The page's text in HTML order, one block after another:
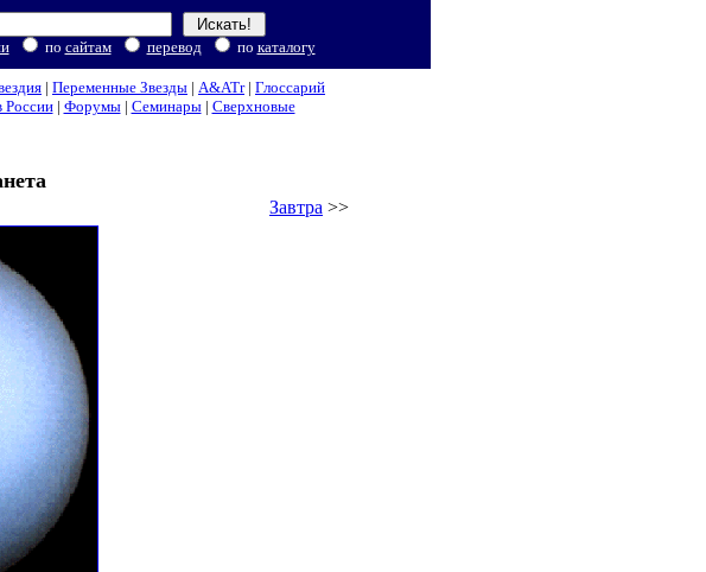
по сайтам перевод по каталогу
| Переменные Звезды | A&ATr| Глоссарий
России| Форумы| Семинары| Сверхновые
Завтра >>